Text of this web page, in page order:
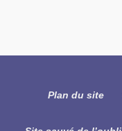
Plan du site